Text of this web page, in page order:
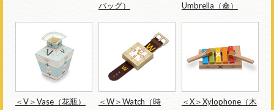
バッグ）
Umbrella（傘）
＜V＞Vase（花瓶）
＜W＞Watch（時
＜X＞Xylophone（木